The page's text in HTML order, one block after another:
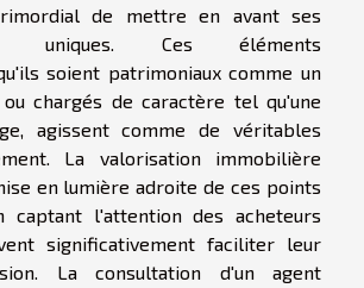
de mettre en avant ses
uniques. Ces éléments
soient patrimoniaux comme un
chargés de caractère tel qu'une
agissent comme de véritables
La valorisation immobilière
en lumière adroite de ces points
captant l'attention des acheteurs
significativement faciliter leur
La consultation d'un agent